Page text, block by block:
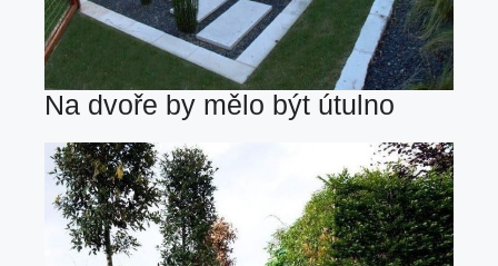
Na dvoře by mělo být útulno